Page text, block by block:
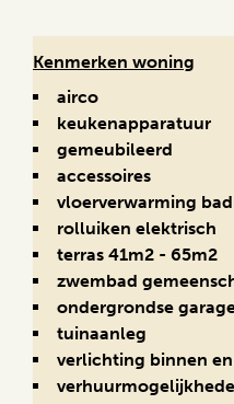
Kenmerken woning
airco
keukenapparatuur
gemeubileerd
accessoires
vloerverwarming
rolluiken elektrisch
terras 41m2 - 65m2
zwembad
ondergrondse
tuinaanleg
verlichting binnen